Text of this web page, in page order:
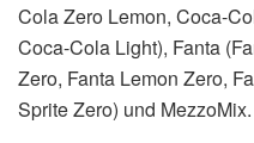
Cola Zero Lemon, Coca-
Coca-Cola Light), Fanta
Zero, Fanta Lemon Zero,
Sprite Zero) und MezzoMix.